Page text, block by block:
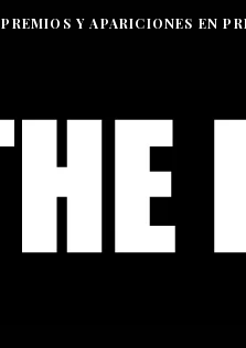
PREMIOS Y APARICIONES EN